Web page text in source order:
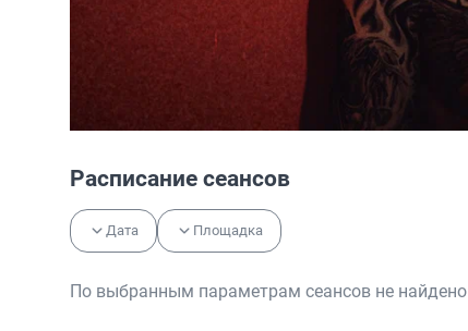
Расписание сеансов
Дата Площадка
По выбранным параметрам сеансов не найдено